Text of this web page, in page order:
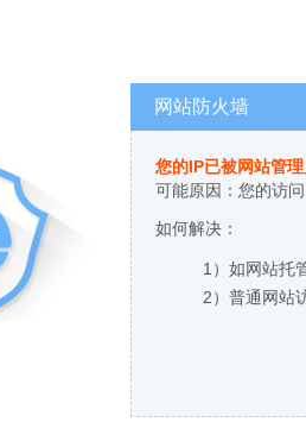
网站防火墙
您的IP已被网站管
可能原因：您的访
如何解决：
1）如网站托
2）普通网站